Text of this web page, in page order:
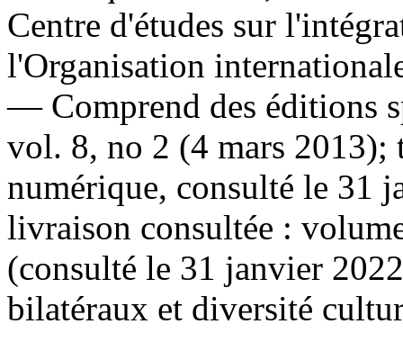
Centre d'études sur
l'Organisation
— Comprend des éditions
vol. 8, no 2 (4 mars 2013);
numérique, consulté le 31
livraison consultée :
(consulté le 31 janvier
bilatéraux et diversité